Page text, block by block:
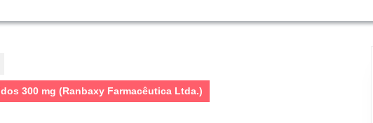
300 mg (Ranbaxy Farmacêutica Ltda.)